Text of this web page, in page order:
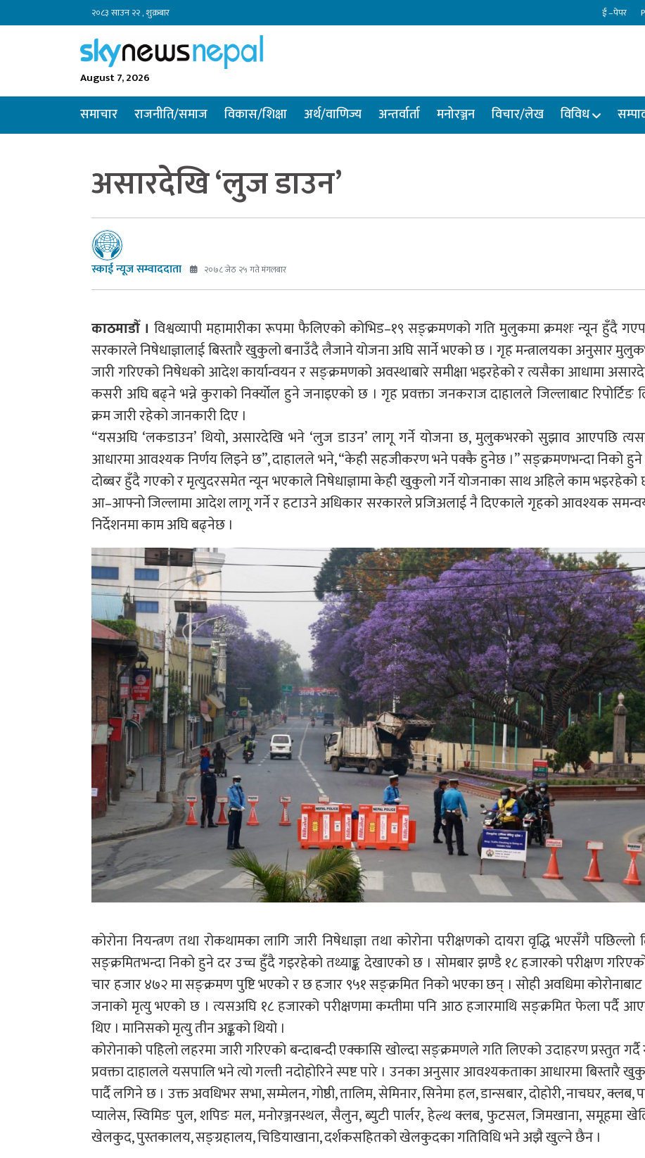
२०८३ साउन २२ , शुक्रबार ई –पेपर
August 7, 2026
समाचार राजनीति/समाज विकास/शिक्षा अर्थ/वाणिज्य अन्तर्वार्ता मनोरञ्जन विचार/लेख विविध
असारदेखि ‘लुज डाउन’
स्काई न्यूज सम्वाददाता २०७८ जेठ २५ गते मंगलबार
काठमाडौँ । विश्वव्यापी महामारीका रूपमा फैलिएको कोभिड–१९ सङ्क्रमणको गति मुलुकमा क्रमशः न्यून हुँदै
सरकारले निषेधाज्ञालाई बिस्तारै खुकुलो बनाउँदै लैजाने योजना अघि सार्ने भएको छ । गृह मन्त्रालयका अनुसार
जारी गरिएको निषेधको आदेश कार्यान्वयन र सङ्क्रमणको अवस्थाबारे समीक्षा भइरहेको र त्यसैका आधामा
कसरी अघि बढ्ने भन्ने कुराको निर्क्योल हुने जनाइएको छ । गृह प्रवक्ता जनकराज दाहालले जिल्लाबाट रिपोर्टिङ
क्रम जारी रहेको जानकारी दिए ।
“यसअघि ‘लकडाउन’ थियो, असारदेखि भने ‘लुज डाउन’ लागू गर्ने योजना छ, मुलुकभरको सुझाव आएपछि
आधारमा आवश्यक निर्णय लिइने छ”, दाहालले भने, “केही सहजीकरण भने पक्कै हुनेछ ।” सङ्क्रमणभन्दा निको
दोब्बर हुँदै गएको र मृत्युदरसमेत न्यून भएकाले निषेधाज्ञामा केही खुकुलो गर्ने योजनाका साथ अहिले काम भइरहेको
आ–आफ्नो जिल्लामा आदेश लागू गर्ने र हटाउने अधिकार सरकारले प्रजिअलाई नै दिएकाले गृहको आवश्यक
निर्देशनमा काम अघि बढ्नेछ ।
कोरोना नियन्त्रण तथा रोकथामका लागि जारी निषेधाज्ञा तथा कोरोना परीक्षणको दायरा वृद्धि भएसँगै पछिल्लो
सङ्क्रमितभन्दा निको हुने दर उच्च हुँदै गइरहेको तथ्याङ्क देखाएको छ । सोमबार झण्डै १८ हजारको परीक्षण
चार हजार ४७२ मा सङ्क्रमण पुष्टि भएको र छ हजार ९५१ सङ्क्रमित निको भएका छन् । सोही अवधिमा
जनाको मृत्यु भएको छ । त्यसअघि १८ हजारको परीक्षणमा कम्तीमा पनि आठ हजारमाथि सङ्क्रमित फेला पर्दै
थिए । मानिसको मृत्यु तीन अङ्कको थियो ।
कोरोनाको पहिलो लहरमा जारी गरिएको बन्दाबन्दी एक्कासि खोल्दा सङ्क्रमणले गति लिएको उदाहरण प्रस्तुत
प्रवक्ता दाहालले यसपालि भने त्यो गल्ती नदोहोरिने स्पष्ट पारे । उनका अनुसार आवश्यकताका आधारमा बिस्तारै
पार्दै लगिने छ । उक्त अवधिभर सभा, सम्मेलन, गोष्ठी, तालिम, सेमिनार, सिनेमा हल, डान्सबार, दोहोरी, नाचघर, क्लब,
प्यालेस, स्विमिङ पुल, शपिङ मल, मनोरञ्जनस्थल, सैलुन, ब्युटी पार्लर, हेल्थ क्लब, फुटसल, जिमखाना, समूहमा
खेलकुद, पुस्तकालय, सङ्ग्रहालय, चिडियाखाना, दर्शकसहितको खेलकुदका गतिविधि भने अझै खुल्ने छैन ।